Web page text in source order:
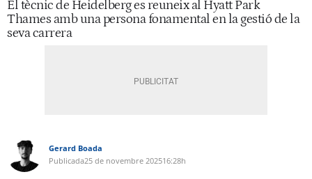
El tècnic de Heidelberg es reuneix al Hyatt Park
Thames amb una persona fonamental en la gestió de la
seva carrera
Gerard Boada
Publicada25 de novembre 202516:28h